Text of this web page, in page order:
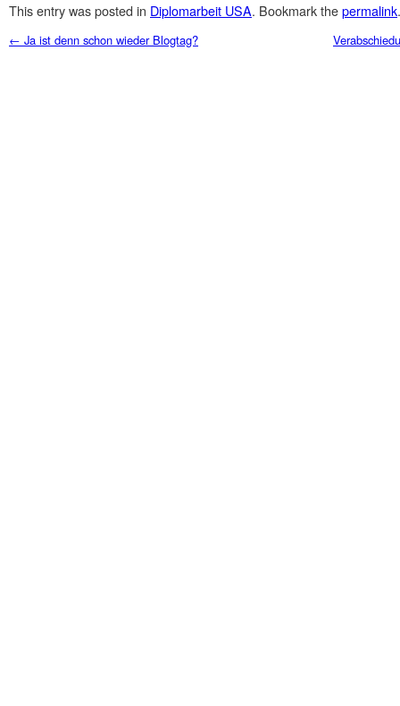
This entry was posted in Diplomarbeit USA. Bookmark thepermalink.
Post navigation
← Ja ist denn schon wieder Blogtag?